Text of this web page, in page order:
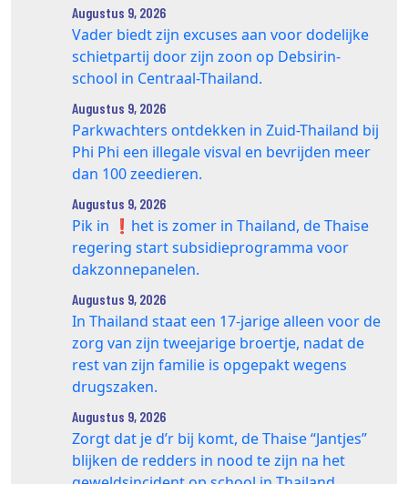
Augustus 9, 2026
Vader biedt zijn excuses aan voor dodelijke
schietpartij door zijn zoon op Debsirin-
school in Centraal-Thailand.
Augustus 9, 2026
Parkwachters ontdekken in Zuid-Thailand bij
Phi Phi een illegale visval en bevrijden meer
dan 100 zeedieren.
Augustus 9, 2026
Pik in ❗️het is zomer in Thailand, de Thaise
regering start subsidieprogramma voor
dakzonnepanelen.
Augustus 9, 2026
In Thailand staat een 17‑jarige alleen voor de
zorg van zijn tweejarige broertje, nadat de
rest van zijn familie is opgepakt wegens
drugszaken.
Augustus 9, 2026
Zorgt dat je d’r bij komt, de Thaise “Jantjes”
blijken de redders in nood te zijn na het